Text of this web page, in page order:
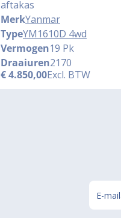
aftakas
MerkYanmar
TypeYM1610D 4wd
Vermogen19 Pk
Draaiuren2170
€4.850,00Excl. BTW